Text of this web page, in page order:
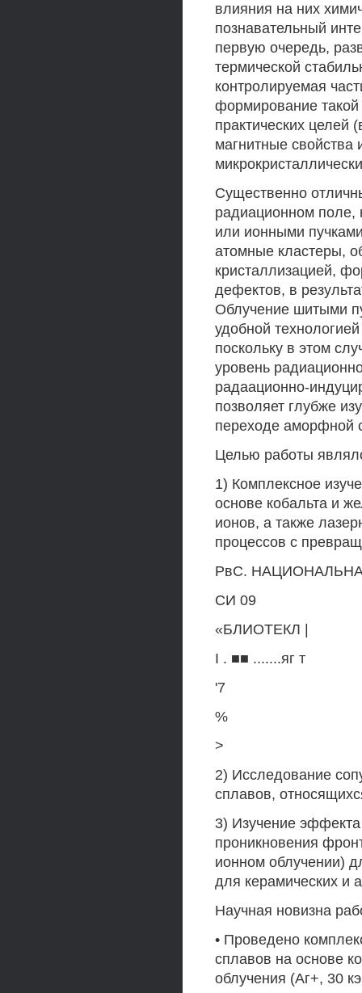
влияния на них
познавательный
первую очередь,
термической
контролируемая
формирование такой
практических целей
магнитные свойства
Существенно
радиационном поле,
или ионными
атомные кластеры,
кристаллизацией,
дефектов, в
Облучение шитыми
удобной
поскольку в этом
уровень
радаационно-
позволяет глубже
переходе аморфной
Целью работы
1) Комплексное
основе кобальта и
ионов, а также
процессов с
РвС.
СИ 09
«БЛИОТЕКЛ |
I . ■■ .......яг т
'7
%
>
2) Исследование
сплавов,
3) Изучение
проникновения
ионном облучении)
для керамических и
Научная новизна
• Проведено
сплавов на основе
облучения (Аг+, 30